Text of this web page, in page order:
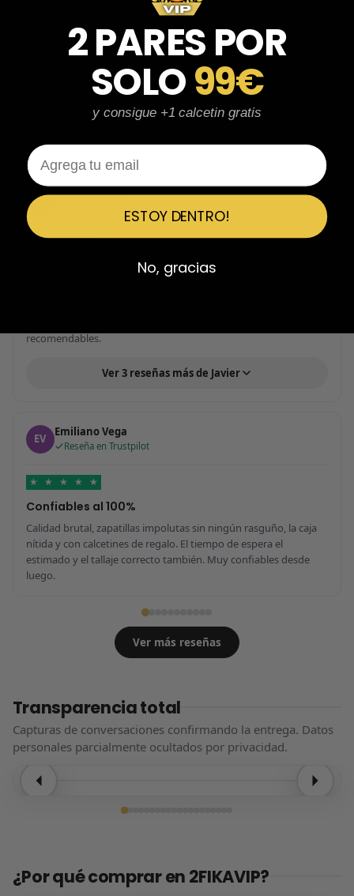
★
ESPECTACULARES
Total control del pedido, te avisan si hay algún problema con el
modelo elegido, empaquetado perfecto con caja original y
Travis Scott espectaculares. Recomendable 100%.
JV Javier Victorio
Reseña en Trustpilot
Perfectos y súper serios y atentos
recomendables.
Ver 3 reseñas más de Javier
EV Emiliano Vega
Reseña en Trustpilot
★ ★ ★ ★ ★
Confiables al 100%
Calidad brutal, zapatillas impolutas sin ningún rasguño, la caja
nítida y con calcetines de regalo. El tiempo de espera el
estimado y el tallaje correcto también. Muy confiables desde
luego.
Ver más reseñas
Transparencia total
Capturas de conversaciones confirmando la entrega. Datos
personales parcialmente ocultados por privacidad.
¿Por qué comprar en 2FIKAVIP?
2 PARES POR
SOLO99€
y consigue +1 calcetin gratis
Email
ESTOY DENTRO!
No, gracias